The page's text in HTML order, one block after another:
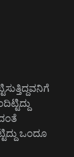
ಒಂದೂ